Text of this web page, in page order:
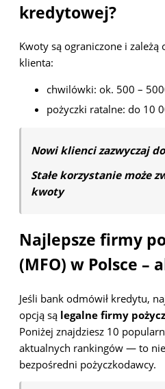
kredytowej?
Kwoty są ograniczone i
klienta:
chwilówki: ok. 500 –
pożyczki ratalne: do 10
Nowi klienci zazwyczaj
Stałe korzystanie może
kwoty
Najlepsze firmy
(MFO) w Polsce –
Jeśli bank odmówił kredytu,
opcją są legalne firmy
Poniżej znajdziesz 10
aktualnych rankingów — to
bezpośredni pożyczkodawcy.